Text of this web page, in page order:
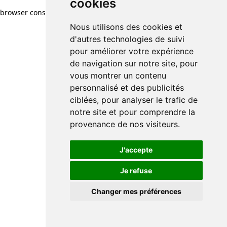
cookies
Nous utilisons des cookies et
d'autres technologies de suivi
pour améliorer votre expérience
de navigation sur notre site, pour
vous montrer un contenu
personnalisé et des publicités
ciblées, pour analyser le trafic de
notre site et pour comprendre la
provenance de nos visiteurs.
J'accepte
Je refuse
Changer mes préférences
browser console for more information)